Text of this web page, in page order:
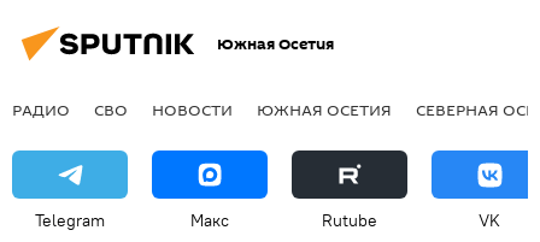
Южная Осетия
РАДИО СВО НОВОСТИ ЮЖНАЯ ОСЕТИЯ СЕВЕРНАЯ
Telegram Макс Rutube VK